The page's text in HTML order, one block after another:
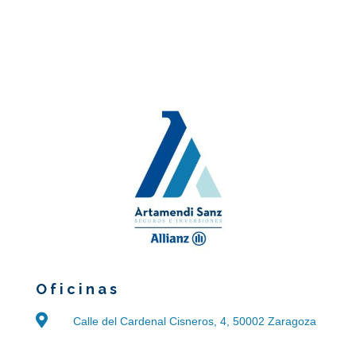
Oficinas

Calle del Cardenal Cisneros, 4, 50002 Zaragoza